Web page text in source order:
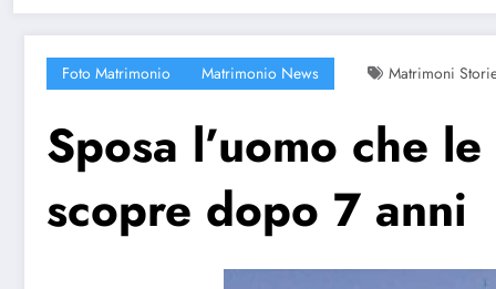
Foto Matrimonio Matrimonio News Matrimoni
Sposa l’uomo che
scopre dopo 7 anni